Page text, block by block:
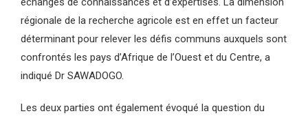
régionale de la recherche agricole est en effet un facteur
déterminant pour relever les défis communs auxquels sont
confrontés les pays d’Afrique de l’Ouest et du Centre, a
indiqué Dr SAWADOGO.
Les deux parties ont également évoqué la question du